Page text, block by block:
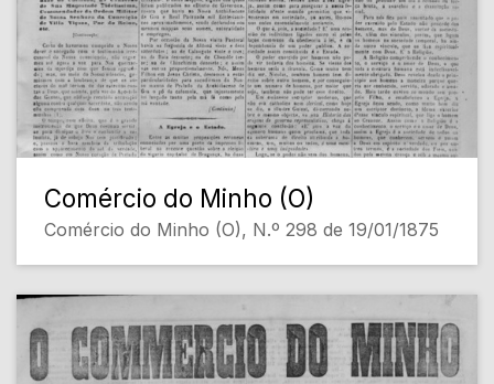
Comércio do Minho (O)
Comércio do Minho (O), N.º 298 de 19/01/1875